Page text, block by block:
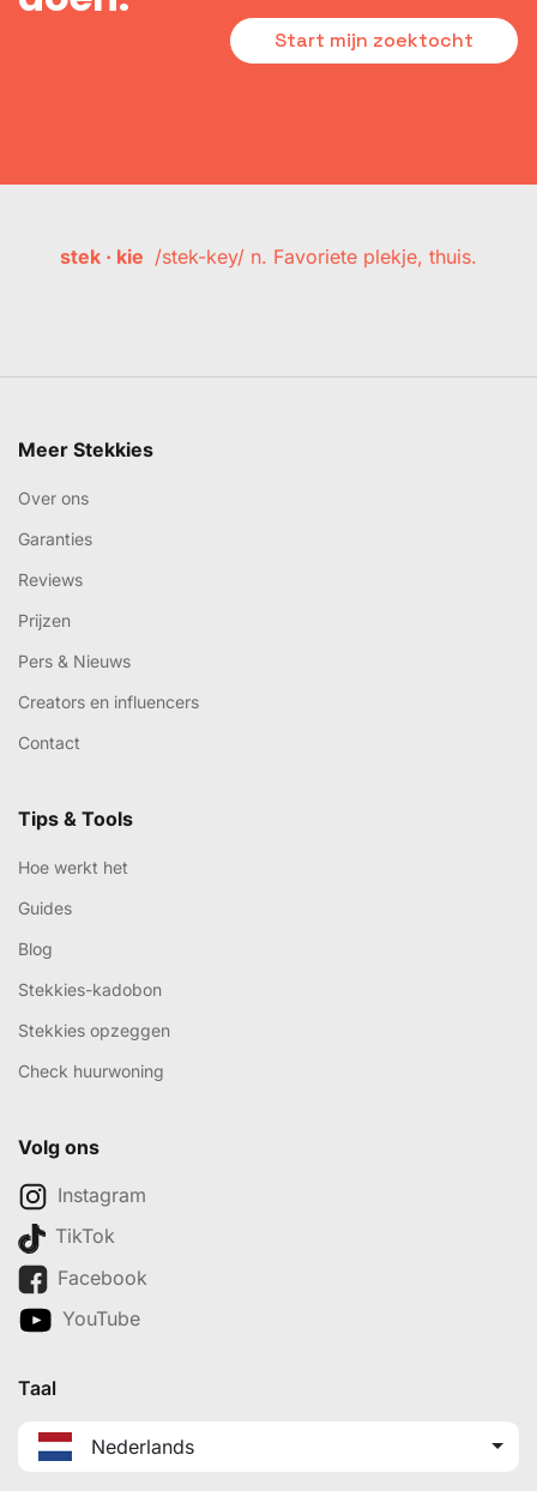
Start mijn zoektocht
stek · kie /stek-key/ n. Favoriete plekje, thuis.
Meer Stekkies
Over ons
Garanties
Reviews
Prijzen
Pers & Nieuws
Creators en influencers
Contact
Tips & Tools
Hoe werkt het
Guides
Blog
Stekkies-kadobon
Stekkies opzeggen
Check huurwoning
Volg ons
Instagram
TikTok
Facebook
YouTube
Taal
Nederlands